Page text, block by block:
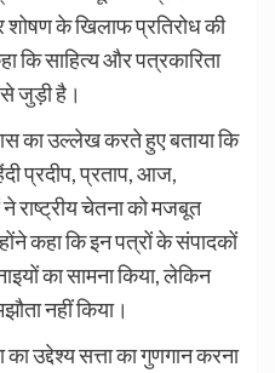
शोषण के खिलाफ प्रतिरोध की
कि साहित्य और पत्रकारिता
जुड़ी है।
का उल्लेख करते हुए बताया कि
प्रदीप, प्रताप, आज,
चेतना को मजबूत
कहा कि इन पत्रों के संपादकों
का सामना किया, लेकिन
नहीं किया।
उद्देश्य सत्ता का गुणगान करना